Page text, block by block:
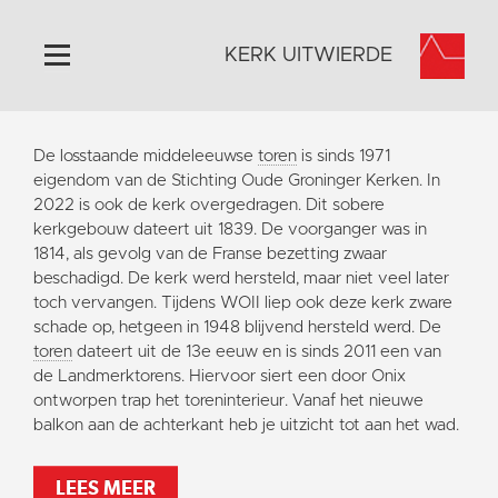
Home
Algemeen
Historie
Omgeving
Activiteiten
Doneer
Contact
Vaktaal
KERK UITWIERDE
De losstaande middeleeuwse toren is sinds 1971
eigendom van de Stichting Oude Groninger Kerken. In
2022 is ook de kerk overgedragen. Dit sobere
kerkgebouw dateert uit 1839. De voorganger was in
1814, als gevolg van de Franse bezetting zwaar
beschadigd. De kerk werd hersteld, maar niet veel later
toch vervangen. Tijdens WOII liep ook deze kerk zware
schade op, hetgeen in 1948 blijvend hersteld werd. De
toren dateert uit de 13e eeuw en is sinds 2011 een van
de Landmerktorens. Hiervoor siert een door Onix
ontworpen trap het toreninterieur. Vanaf het nieuwe
balkon aan de achterkant heb je uitzicht tot aan het wad.
LEES MEER